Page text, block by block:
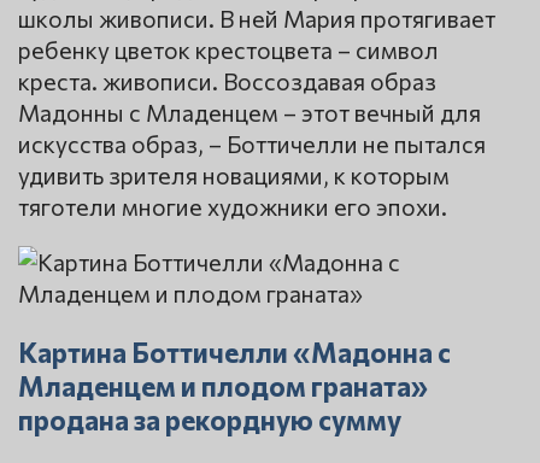
школы живописи. В ней Мария протягивает
ребенку цветок крестоцвета – символ
креста. живописи. Воссоздавая образ
Мадонны с Младенцем – этот вечный для
искусства образ, – Боттичелли не пытался
удивить зрителя новациями, к которым
тяготели многие художники его эпохи.
Картина Боттичелли «Мадонна с
Младенцем и плодом граната»
продана за рекордную сумму